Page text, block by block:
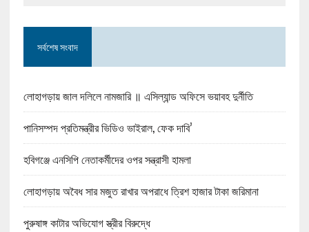
সর্বশেষ সংবাদ
লোহাগড়ায় জাল দলিলে নামজারি ॥ এসিল্যান্ড অফিসে ভয়াবহ দুর্নীতি
পানিসম্পদ প্রতিমন্ত্রীর ভিডিও ভাইরাল, ফেক দাবি’
হবিগঞ্জে এনসিপি নেতাকর্মীদের ওপর সন্ত্রাসী হামলা
লোহাগড়ায় অবৈধ সার মজুত রাখার অপরাধে ত্রিশ হাজার টাকা জরিমানা
পুরুষাঙ্গ কাটার অভিযোগ স্ত্রীর বিরুদ্ধে